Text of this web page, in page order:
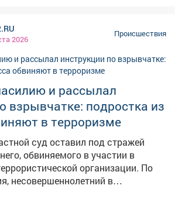
выполнять законные
и оказали им
женщинам
Суд избрал в отношении них
определённых действий.
работу: собирают и
фиксируют доказательства по делу. Фото: АиФ
2026
Происшествия
и рассылал
взрывчатке: подростка из
в терроризме
суд оставил под стражей
обвиняемого в участии в
организации. По
несовершеннолетний в
размещал изображения и
к вступлению в